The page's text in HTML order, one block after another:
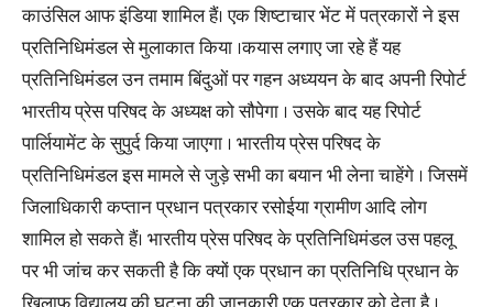
काउंसिल आफ इंडिया शामिल हैं। एक शिष्टाचार भेंट में पत्रकारों ने इस
प्रतिनिधिमंडल से मुलाकात किया ।कयास लगाए जा रहे हैं यह
प्रतिनिधिमंडल उन तमाम बिंदुओं पर गहन अध्ययन के बाद अपनी रिपोर्ट
भारतीय प्रेस परिषद के अध्यक्ष को सौपेगा । उसके बाद यह रिपोर्ट
पार्लियामेंट के सुपुर्द किया जाएगा । भारतीय प्रेस परिषद के
प्रतिनिधिमंडल इस मामले से जुड़े सभी का बयान भी लेना चाहेंगे । जिसमें
जिलाधिकारी कप्तान प्रधान पत्रकार रसोईया ग्रामीण आदि लोग
शामिल हो सकते हैं। भारतीय प्रेस परिषद के प्रतिनिधिमंडल उस पहलू
पर भी जांच कर सकती है कि क्यों एक प्रधान का प्रतिनिधि प्रधान के